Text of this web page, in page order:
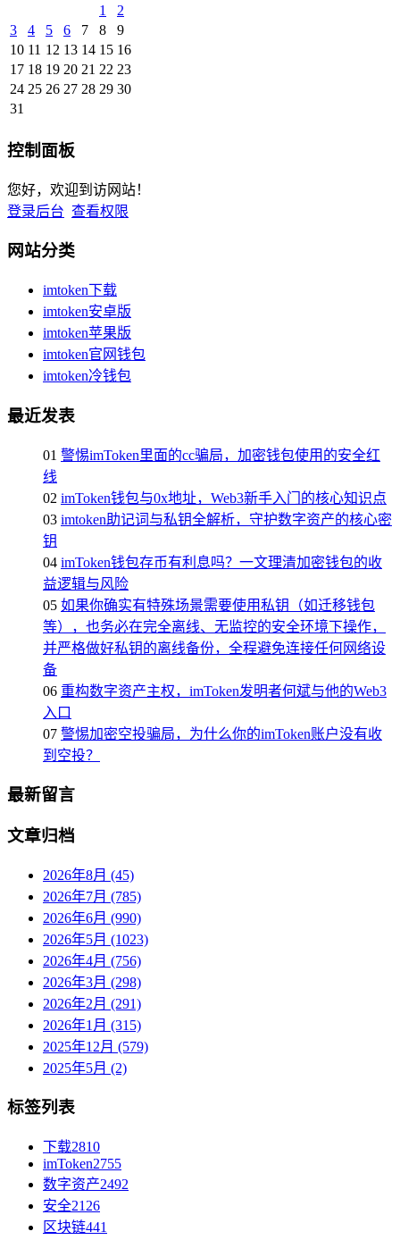
1
2
3
4 5 6 7 8
9
10 11 12 13 14 15 16
17 18 19 20 21 22 23
24 25 26 27 28 29 30
31
控制面板
您好，欢迎到访网站！
登录后台 查看权限
网站分类
imtoken下载
imtoken安卓版
imtoken苹果版
imtoken官网钱包
imtoken冷钱包
最近发表
01 警惕imToken里面的cc骗局，加密钱包使用的安全红
线
02 imToken钱包与0x地址，Web3新手入门的核心知识点
03 imtoken助记词与私钥全解析，守护数字资产的核心密
钥
04 imToken钱包存币有利息吗？一文理清加密钱包的收
益逻辑与风险
05 如果你确实有特殊场景需要使用私钥（如迁移钱包
等），也务必在完全离线、无监控的安全环境下操作，
并严格做好私钥的离线备份，全程避免连接任何网络设
备
06 重构数字资产主权，imToken发明者何斌与他的Web3
入口
07 警惕加密空投骗局，为什么你的imToken账户没有收
到空投？
最新留言
文章归档
2026年8月 (45)
2026年7月 (785)
2026年6月 (990)
2026年5月 (1023)
2026年4月 (756)
2026年3月 (298)
2026年2月 (291)
2026年1月 (315)
2025年12月 (579)
2025年5月 (2)
标签列表
下载2810
imToken2755
数字资产2492
安全2126
区块链441